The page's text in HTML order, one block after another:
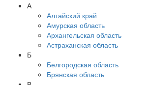
А
Алтайский край
Амурская область
Архангельская область
Астраханская область
Б
Белгородская область
Брянская область